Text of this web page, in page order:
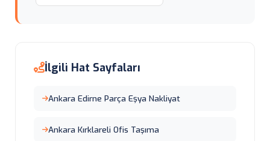
İlgili Hat Sayfaları
Ankara Edirne Parça Eşya Nakliyat
Ankara Kırklareli Ofis Taşıma